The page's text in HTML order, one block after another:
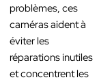
problèmes, ces
caméras aident à
éviter les
réparations inutiles
et concentrent les